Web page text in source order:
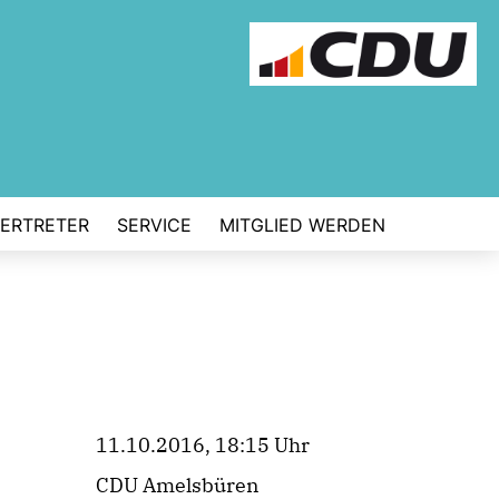
SERVICE MITGLIED WERDEN
11.10.2016, 18:15 Uhr
CDU Amelsbüren